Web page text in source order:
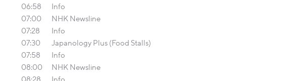
06:58
Info
07:00
NHK Newsline
07:28
Info
07:30
Japanology Plus (Food Stalls)
07:58
Info
08:00
NHK Newsline